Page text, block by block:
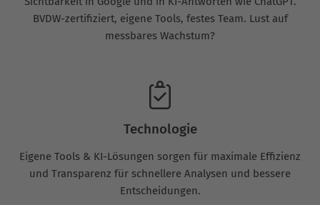
BVDW-zertifiziert, eigene Tools, festes Team. Lust auf
messbares Wachstum?
Technologie
Eigene Tools & KI-Lösungen sorgen für maximale Effizienz
und Transparenz für schnellere Analysen und bessere
Entscheidungen.